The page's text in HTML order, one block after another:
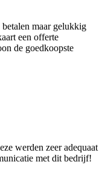
maar gelukkig
een offerte
de goedkoopste
werden zeer adequaat
met dit bedrijf!